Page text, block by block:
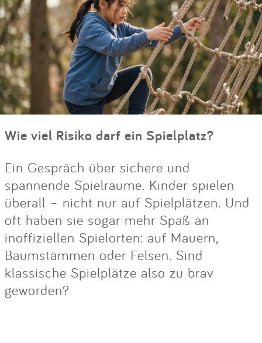
Wie viel Risiko darf ein Spielplatz?
Ein Gespräch über sichere und
spannende Spielräume. Kinder spielen
überall – nicht nur auf Spielplätzen. Und
oft haben sie sogar mehr Spaß an
inoffiziellen Spielorten: auf Mauern,
Baumstämmen oder Felsen. Sind
klassische Spielplätze also zu brav
geworden?